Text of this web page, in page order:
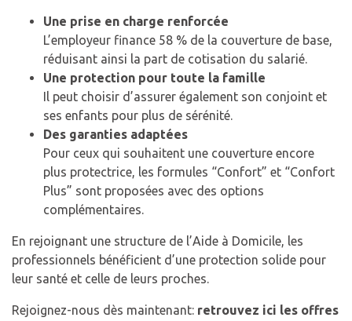
Une prise en charge renforcée
L’employeur finance 58 % de la couverture de base,
réduisant ainsi la part de cotisation du salarié.
Une protection pour toute la famille
Il peut choisir d’assurer également son conjoint et
ses enfants pour plus de sérénité.
Des garanties adaptées
Pour ceux qui souhaitent une couverture encore
plus protectrice, les formules “Confort” et “Confort
Plus” sont proposées avec des options
complémentaires.
En rejoignant une structure de l’Aide à Domicile, les
professionnels bénéficient d’une protection solide pour
leur santé et celle de leurs proches.
Rejoignez-nous dès maintenant: retrouvez ici les offres